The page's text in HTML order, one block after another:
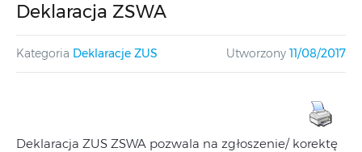
Deklaracja ZSWA
Kategoria Deklaracje ZUS Utworzony 11/08/2017
Deklaracja ZUS ZSWA pozwala na zgłoszenie/ korektę